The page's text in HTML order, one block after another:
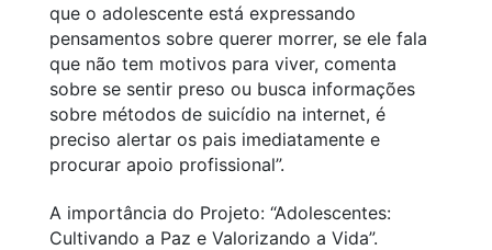
que o adolescente está expressando
pensamentos sobre querer morrer, se ele fala
que não tem motivos para viver, comenta
sobre se sentir preso ou busca informações
sobre métodos de suicídio na internet, é
preciso alertar os pais imediatamente e
procurar apoio profissional”.
A importância do Projeto: “Adolescentes:
Cultivando a Paz e Valorizando a Vida”.